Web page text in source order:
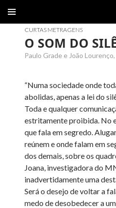
CONTEÚDO
CURTAS METRAGENS
O SOM DO
Paulo Grade e João Lourenço,
“Numa sociedade onde
abolidas, apenas a lei do
Toda e qualquer
estritamente proibida. No
que fala em segredo.
reúnem e onde falam em
dos demais, sobre os
Joana, investigadora do
inadvertidamente uma
Será o desejo de voltar a
medo de desobedecer a